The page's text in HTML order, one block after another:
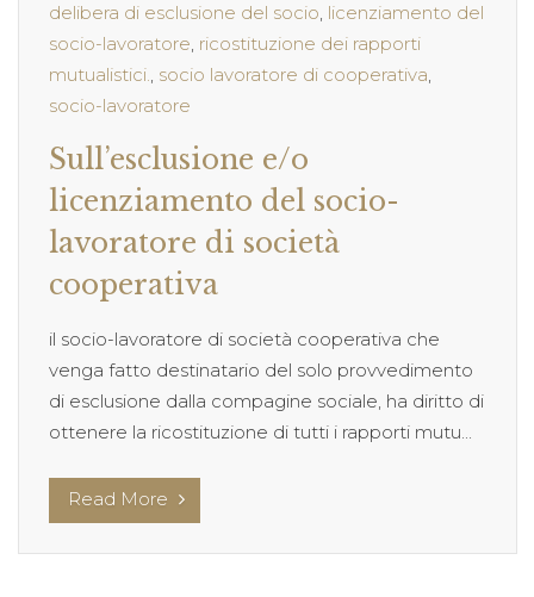
delibera di esclusione del socio, licenziamento del
socio-lavoratore, ricostituzione dei rapporti
mutualistici., socio lavoratore di cooperativa,
socio-lavoratore
Sull’esclusione e/o
licenziamento del socio-
lavoratore di società
cooperativa
il socio-lavoratore di società cooperativa che
venga fatto destinatario del solo provvedimento
di esclusione dalla compagine sociale, ha diritto di
ottenere la ricostituzione di tutti i rapporti mutu...
Read More